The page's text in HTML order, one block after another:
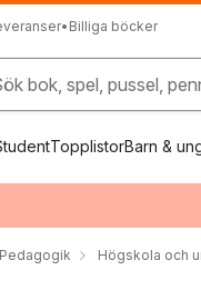
• Billiga böcker
bok, spel, pussel,
TopplistorBarn &
Pedagogik Högskola och